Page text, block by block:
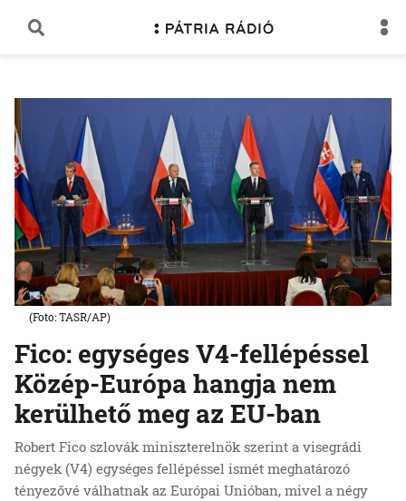
Fico: egységes V4-fellépéssel
Közép-Európa hangja nem
kerülhető meg az EU-ban
Robert Fico szlovák miniszterelnök szerint a visegrádi
négyek (V4) egységes fellépéssel ismét meghatározó
tényezővé válhatnak az Európai Unióban, mivel a négy
(Foto: TASR/AP)